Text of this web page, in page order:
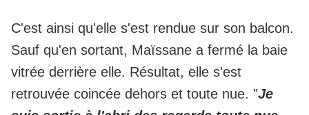
C'est ainsi qu'elle s'est rendue sur son balcon.
Sauf qu'en sortant, Maïssane a fermé la baie
vitrée derrière elle. Résultat, elle s'est
retrouvée coincée dehors et toute nue. "Je